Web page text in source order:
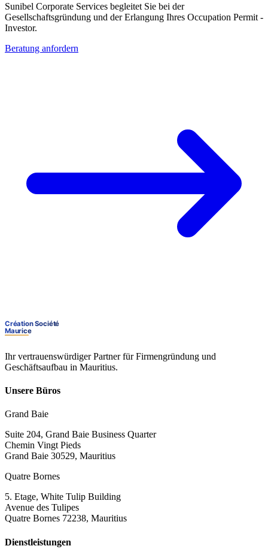
Sunibel Corporate Services begleitet Sie bei der
Gesellschaftsgründung und der Erlangung Ihres Occupation Permit -
Investor.
Beratung anfordern
Ihr vertrauenswürdiger Partner für Firmengründung und
Geschäftsaufbau in Mauritius.
Unsere Büros
Grand Baie
Suite 204, Grand Baie Business Quarter
Chemin Vingt Pieds
Grand Baie 30529, Mauritius
Quatre Bornes
5. Etage, White Tulip Building
Avenue des Tulipes
Quatre Bornes 72238, Mauritius
Dienstleistungen